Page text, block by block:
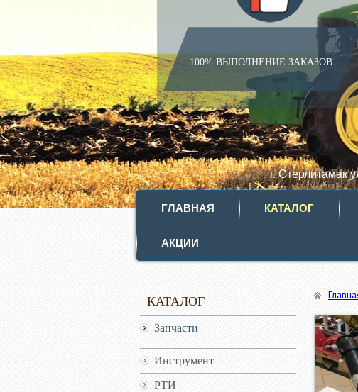
100% ВЫПОЛНЕНИЕ ЗАКАЗОВ
г. Стерлитамак
ГЛАВНАЯ КАТАЛОГ
АКЦИИ
КАТАЛОГ
Запчасти
Инструмент
РТИ